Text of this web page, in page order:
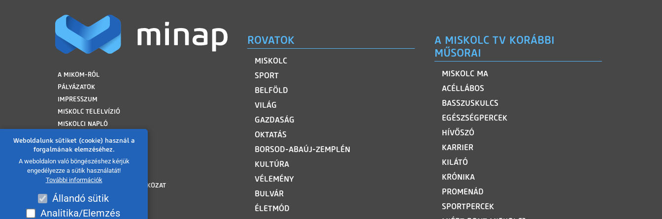
Weboldalunk sütiket (cookie) használ a
forgalmának elemzéséhez.
A weboldalon való böngészéshez kérjük
engedélyezze a sütik használatát!
További információk
Állandó sütik
Analitika/Elemzés
LÁBLÉC
A MIKOM-RÓL
PÁLYÁZATOK
IMPRESSZUM
MISKOLC TELELVÍZIÓ
MISKOLCI NAPLÓ
FELHASZNÁLÁSI FELTÉTELEK
ADATVÉDELMI TÁJÉKOZTATÓ
SÜTI TÁJÉKOZTATÓ
AKADÁLYMENTESÍTÉSI NYILATKOZAT
KÖZÉRDEKŰ ADATOK
KÖZADATKERESŐ
ROVATOK
MISKOLC
SPORT
BELFÖLD
VILÁG
GAZDASÁG
OKTATÁS
BORSOD-ABAÚJ-ZEMPLÉN
KULTÚRA
VÉLEMÉNY
BULVÁR
ÉLETMÓD
A MISKOLC TV KORÁBBI
MŰSORAI
MISKOLC MA
ACÉLLÁBOS
BASSZUSKULCS
EGÉSZSÉGPERCEK
HÍVŐSZÓ
KARRIER
KILÁTÓ
KRÓNIKA
PROMENÁD
SPORTPERCEK